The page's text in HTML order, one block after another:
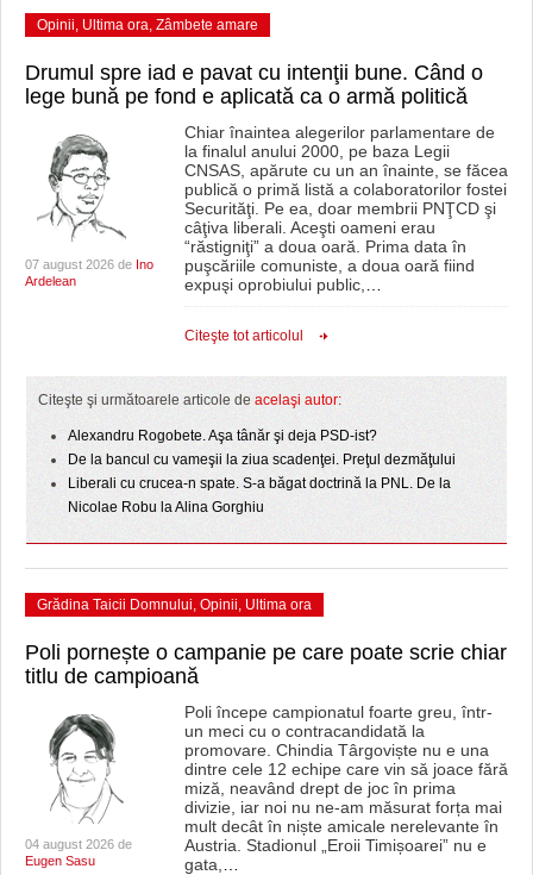
Opinii, Ultima ora, Zâmbete amare
Drumul spre iad e pavat cu intenţii bune. Când o
lege bună pe fond e aplicată ca o armă politică
07 august 2026 de Ino
Ardelean
Chiar înaintea alegerilor parlamentare de
la finalul anului 2000, pe baza Legii
CNSAS, apărute cu un an înainte, se făcea
publică o primă listă a colaboratorilor fostei
Securităţi. Pe ea, doar membrii PNŢCD şi
câţiva liberali. Aceşti oameni erau
“răstigniţi” a doua oară. Prima data în
puşcăriile comuniste, a doua oară fiind
expuşi oprobiului public,
Citeşte tot articolul
Citeşte şi următoarele articole de acelaşi autor:
Alexandru Rogobete. Aşa tânăr şi deja PSD-ist?
De la bancul cu vameşii la ziua scadenţei. Preţul dezmăţului
Liberali cu crucea-n spate. S-a băgat doctrină la PNL. De la
Nicolae Robu la Alina Gorghiu
Grădina Taicii Domnului, Opinii, Ultima ora
Poli pornește o campanie pe care poate scrie chiar
titlu de campioană
04 august 2026 de
Eugen Sasu
Poli începe campionatul foarte greu, într-
un meci cu o contracandidată la
promovare. Chindia Târgoviște nu e una
dintre cele 12 echipe care vin să joace fără
miză, neavând drept de joc în prima
divizie, iar noi nu ne-am măsurat forța mai
mult decât în niște amicale nerelevante în
Austria. Stadionul „Eroii Timișoarei” nu e
gata,